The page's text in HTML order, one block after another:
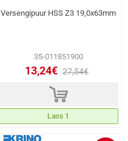
Versengipuur HSS Z3 19,0x63mm
35-011851900
13,24€ 27,54€
d
Laos 1